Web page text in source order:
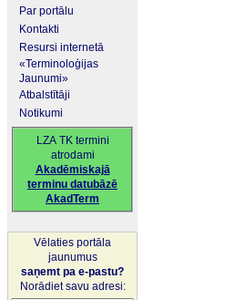
Par portālu
Kontakti
Resursi internetā
«Terminoloģijas
Jaunumi»
Atbalstītāji
Notikumi
LZA TK termini
atrodami
Akadēmiskajā
terminu datubāzē
AkadTerm
Vēlaties portāla
jaunumus
saņemt pa e-pastu?
Norādiet savu adresi: